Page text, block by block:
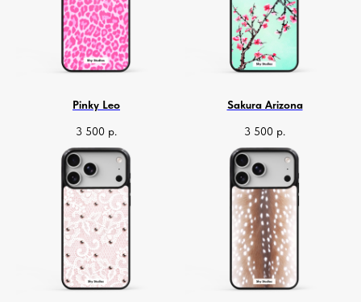
Pinky Leo
3 500 р.
Sakura Arizona
3 500 р.